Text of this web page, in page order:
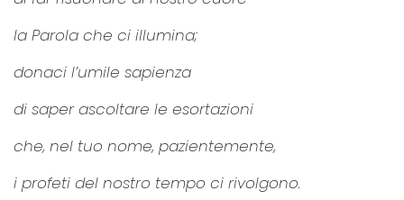
la Parola che ci illumina;
donaci l’umile sapienza
di saper ascoltare le esortazioni
che, nel tuo nome, pazientemente,
i profeti del nostro tempo ci rivolgono.